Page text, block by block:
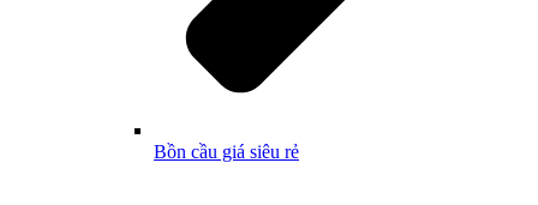
Bồn cầu giá siêu rẻ